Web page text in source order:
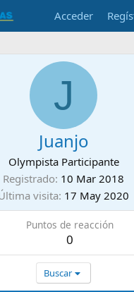
Acceder
J
Juanjo
Olympista Participante
Registrado 10 Mar 2018
visita 17 May 2020
Puntos de reacción
0
Buscar